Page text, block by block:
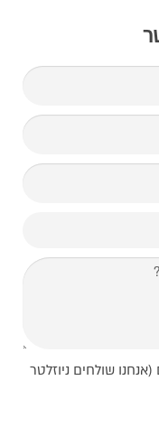
שולחים ניוזלטר